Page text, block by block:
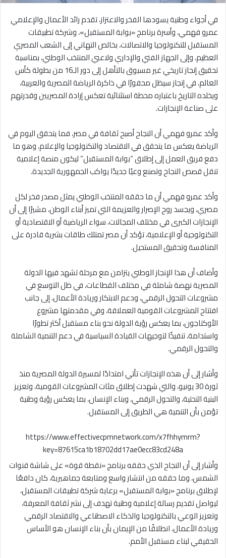
في أجواء وطنية يسودها الفخر والاعتزاز، تقدم رائد الأعمال والإعلامي
عمرو فهمي، وأسرة برنامج «بوابة المستقبل»، وشركة تطبيقات
المستقبل للتكنولوجيا والاتصالات، بخالص التهاني إلى الشعب المصري
العظيم، وإلى الجهاز الفني والإداري ولاعبي المنتخب الوطني، بمناسبة
تحقيق إنجاز تاريخي غير مسبوق بالتأهل إلى دور الـ16 من بطولة كأس
العالم، في إنجاز سيظل محفورًا في ذاكرة الرياضة المصرية والعربية،
ويخلده التاريخ باعتباره محطة استثنائية تعكس إرادة المصريين وقدرتهم
على صناعة الإنجازات.
وأكد عمرو فهمي أن النجاح أصبح ثقافة في مصر، فما يتحقق اليوم في
الرياضة يعكس ما يتحقق في الاقتصاد والتكنولوجيا والإعلام، وهو ما
دفع فريق العمل إلى إطلاق “بوابة المستقبل” ليكون منصة إعلامية
تنقل قصص النجاح وتصنع وعيًا جديدًا يواكب الجمهورية الجديدة.
وأكد عمرو فهمي أن ما حققه المنتخب الوطني يمثل مصدر فخر لكل
مصري، ويجسد روح الإصرار والعزيمة التي تميز أبناء الوطن، مشيرًا إلى أن
الإنجازات الكبرى في مختلف المجالات، سواء الرياضية أو الاقتصادية أو
التكنولوجية أو الإعلامية، تؤكد أن مصر تمتلك طاقات بشرية قادرة على
المنافسة وتحقيق المستحيل.
وأضاف أن هذا الإنجاز الوطني يتزامن مع مرحلة تشهد فيها الدولة
المصرية نهضة شاملة في مختلف القطاعات، في ظل التوسع في
مشروعات التحول الرقمي، ودعم الابتكار وريادة الأعمال، إلى جانب
افتتاح المشروعات القومية العملاقة، وفي مقدمتها مشروع
الأوكتاجون، بما يعكس رؤية الدولة نحو بناء مستقبل أكثر تطورًا
واستدامة، تنفيذًا لتوجيهات القيادة السياسية في دعم التنمية الشاملة
والتحول الرقمي.
وأشار إلى أن هذه الإنجازات تأتي امتدادًا لمسيرة الدولة المصرية منذ
ثورة 30 يونيو، والتي شهدت إطلاق مئات المشروعات القومية، وتعزيز
البنية التحتية، والتحول الرقمي، وبناء الإنسان، بما يعكس رؤية وطنية
تؤمن بأن التنمية هي الطريق إلى المستقبل.
https://www.effectivecpmnetwork.com/x7fhhymrm?
key=87615ca1b18702dd17ae0ecc83cd248a
وأشار إلى أن النجاح الذي حققه برنامج «نقطة قوة» على شاشة قنوات
الشمس، وما حققه من انتشار واسع ومتابعة جماهيرية، كان دافعًا
لإطلاق برنامج «بوابة المستقبل» برعاية شركة تطبيقات المستقبل،
ليواصل تقديم رسالة إعلامية وطنية تهدف إلى نشر ثقافة المعرفة،
وتعزيز الوعي بالتكنولوجيا والذكاء الاصطناعي والاقتصاد الرقمي
وريادة الأعمال، انطلاقًا من الإيمان بأن بناء الإنسان هو الأساس
الحقيقي لبناء مستقبل الأمم.